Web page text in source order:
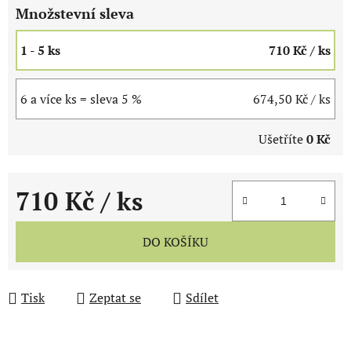
Množstevní sleva
1 - 5 ks 710 Kč/ ks
6 a více ks = sleva 5 % 674,50 Kč/ ks
Ušetříte0 Kč
710 Kč / ks
Měrná cena:
DO KOŠÍKU
Tisk Zeptat se Sdílet